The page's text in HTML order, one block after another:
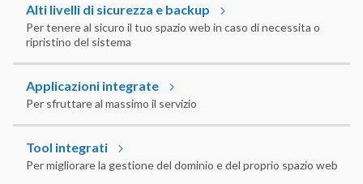
Alti livelli di sicurezza e backup
Per tenere al sicuro il tuo spazio web in caso di necessita o
ripristino del sistema
Applicazioni integrate
Per sfruttare al massimo il servizio
Tool integrati
Per migliorare la gestione del dominio e del proprio spazio web